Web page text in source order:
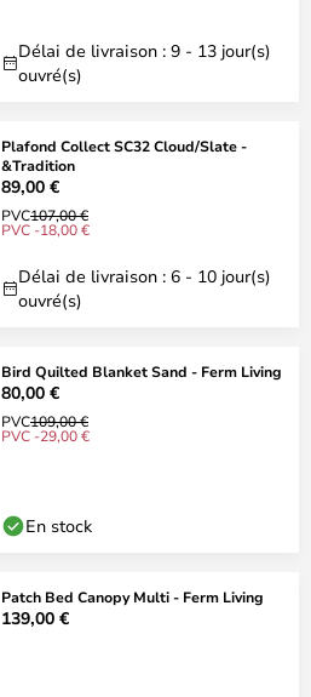
Délai de livraison : 9 - 13 jour(s)
ouvré(s)
Plafond Collect SC32 Cloud/Slate -
&Tradition
89,00 €
PVC107,00 €
PVC -18,00 €
Délai de livraison : 6 - 10 jour(s)
ouvré(s)
Bird Quilted Blanket Sand - Ferm Living
80,00 €
PVC109,00 €
PVC -29,00 €
En stock
Patch Bed Canopy Multi - Ferm Living
139,00 €